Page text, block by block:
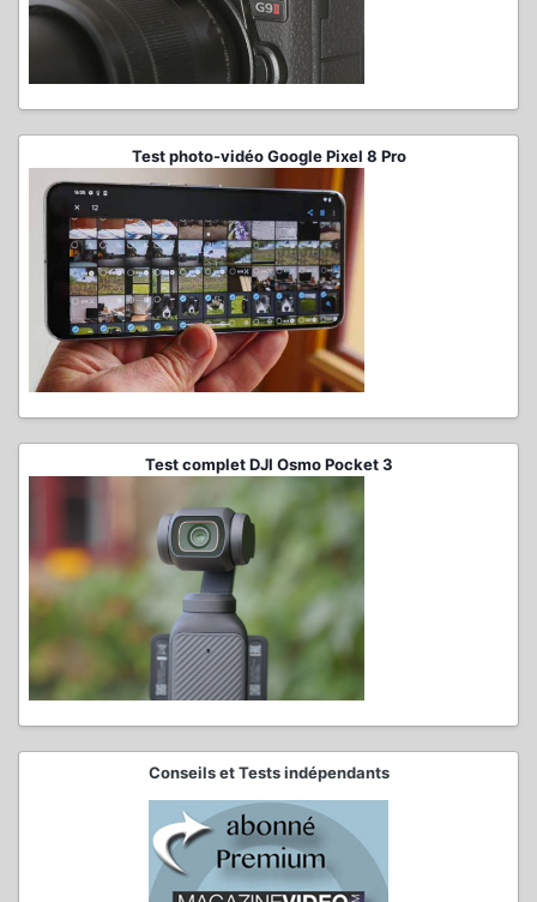
Test photo-vidéo Google Pixel 8 Pro
Test complet DJI Osmo Pocket 3
Conseils et Tests indépendants